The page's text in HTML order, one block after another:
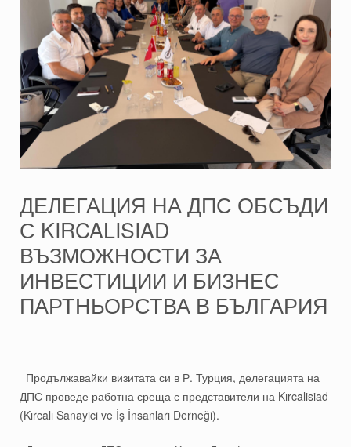
ДЕЛЕГАЦИЯ НА ДПС ОБСЪДИ
С KIRCALISIAD
ВЪЗМОЖНОСТИ ЗА
ИНВЕСТИЦИИ И БИЗНЕС
ПАРТНЬОРСТВА В БЪЛГАРИЯ
Продължавайки визитата си в Р. Турция, делегацията на
ДПС проведе работна среща с представители на Kırcalisiad
(Kırcalı Sanayici ve İş İnsanları Derneği).